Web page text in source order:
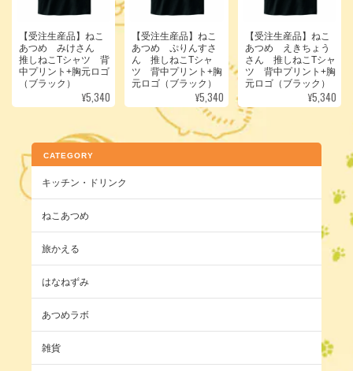
【受注生産品】ねこ
あつめ みけさん
推しねこTシャツ 背
中プリント+胸元ロゴ
（ブラック）
¥5,340
【受注生産品】ねこ
あつめ ぷりんすさ
ん 推しねこTシャ
ツ 背中プリント+胸
元ロゴ（ブラック）
¥5,340
【受注生産品】ねこ
あつめ えきちょう
さん 推しねこTシャ
ツ 背中プリント+胸
元ロゴ（ブラック）
¥5,340
CATEGORY
キッチン・ドリンク
ねこあつめ
旅かえる
はなねずみ
あつめラボ
雑貨